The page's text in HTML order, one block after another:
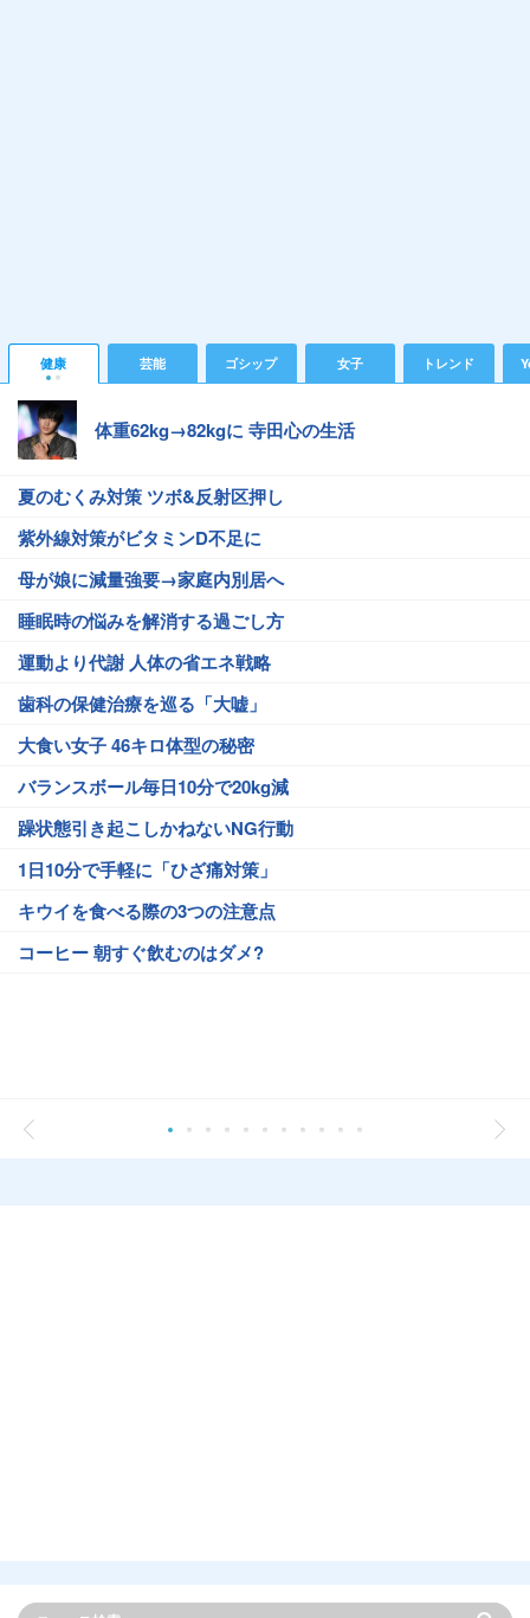
健康 芸能 ゴシップ 女子 トレンド
体重62kg→82kgに 寺田心の生活
夏のむくみ対策 ツボ&反射区押し
紫外線対策がビタミンD不足に
母が娘に減量強要→家庭内別居へ
睡眠時の悩みを解消する過ごし方
運動より代謝 人体の省エネ戦略
歯科の保健治療を巡る「大嘘」
大食い女子 46キロ体型の秘密
バランスボール毎日10分で20kg減
躁状態引き起こしかねないNG行動
1日10分で手軽に「ひざ痛対策」
キウイを食べる際の3つの注意点
コーヒー 朝すぐ飲むのはダメ?